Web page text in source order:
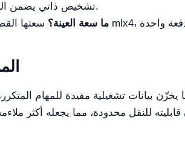
تشخيص ذاتي يضمن التشغيل الآمن.
ما سعة العينة؟
يخزّن بيانات تشغيلية مفيدة للمهام